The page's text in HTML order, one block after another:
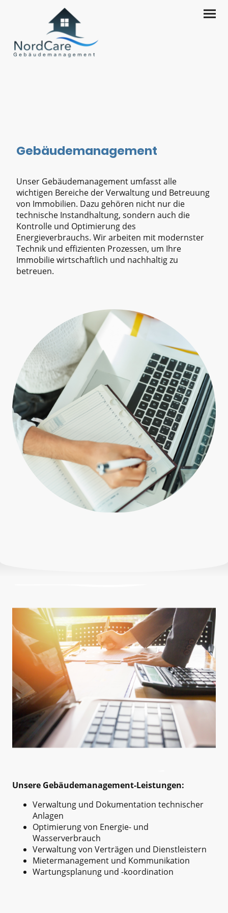
Gebäudemanagement
Unser Gebäudemanagement umfasst alle
wichtigen Bereiche der Verwaltung und Betreuung
von Immobilien. Dazu gehören nicht nur die
technische Instandhaltung, sondern auch die
Kontrolle und Optimierung des
Energieverbrauchs. Wir arbeiten mit modernster
Technik und effizienten Prozessen, um Ihre
Immobilie wirtschaftlich und nachhaltig zu
betreuen.
Unsere Gebäudemanagement-Leistungen:
Verwaltung und Dokumentation technischer
Anlagen
Optimierung von Energie- und
Wasserverbrauch
Verwaltung von Verträgen und Dienstleistern
Mietermanagement und Kommunikation
Wartungsplanung und -koordination